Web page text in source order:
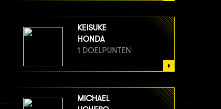
KEISUKE
HONDA
1 DOELPUNTEN
MICHAEL